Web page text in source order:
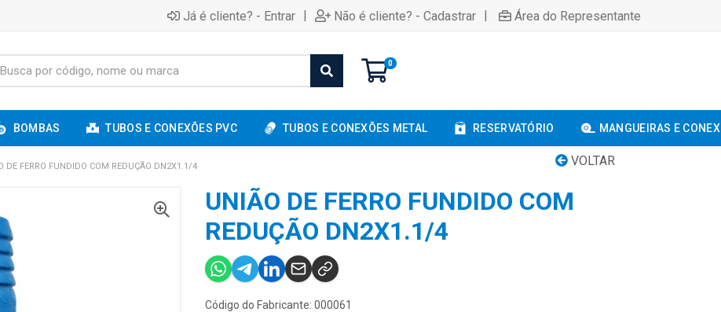
Já é cliente? - Entrar | Não é cliente? - Cadastrar | Área do Representante
0
BOMBAS TUBOS E CONEXÕES PVC TUBOS E CONEXÕES METAL RESERVATÓRIO MANGUEIRAS E
VOLTAR
DE FERRO FUNDIDO COM REDUÇÃO DN2X1.1/4
UNIÃO DE FERRO FUNDIDO COM
REDUÇÃO DN2X1.1/4
Código do Fabricante: 000061